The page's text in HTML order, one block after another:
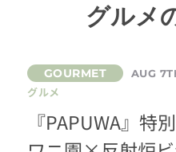
グルメ
AUG
グルメ
『PAPUWA』特